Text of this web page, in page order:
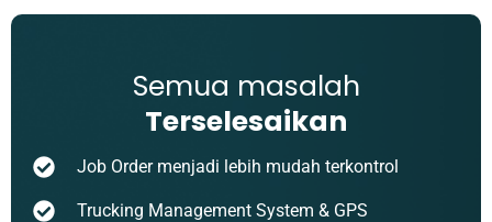
Semua masalah
Terselesaikan
Job Order menjadi lebih mudah terkontrol
Trucking Management System & GPS